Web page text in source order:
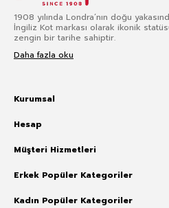
1908 yılında Londra’nın doğu
İngiliz Kot markası olarak ikonik
zengin bir tarihe sahiptir.
Daha fazla oku
Kurumsal
Hesap
Müşteri Hizmetleri
Erkek Popüler Kategoriler
Kadın Popüler Kategoriler